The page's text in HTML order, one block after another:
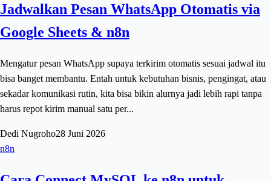
Jadwalkan Pesan WhatsApp Otomatis via
Google Sheets & n8n
Mengatur pesan WhatsApp supaya terkirim otomatis sesuai jadwal itu
bisa banget membantu. Entah untuk kebutuhan bisnis, pengingat, atau
sekadar komunikasi rutin, kita bisa bikin alurnya jadi lebih rapi tanpa
harus repot kirim manual satu per...
Dedi Nugroho28 Juni 2026
n8n